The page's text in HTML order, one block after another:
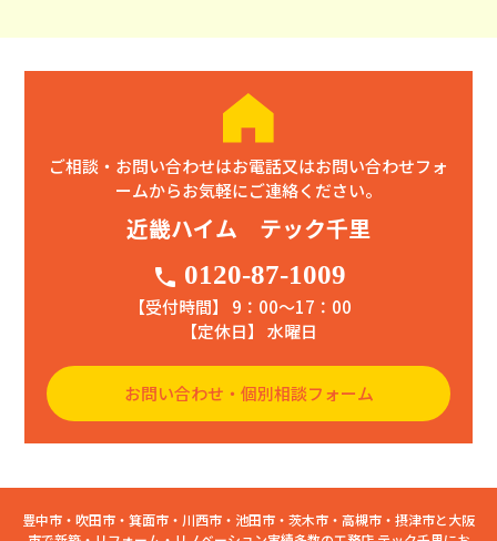
ご相談・お問い合わせはお電話又はお問い合わせフォ
ームからお気軽にご連絡ください。
近畿ハイム テック千里
phone 0120-87-1009
【受付時間】 9：00〜17：00
【定休日】 水曜日
お問い合わせ・個別相談フォーム
豊中市・吹田市・箕面市・川西市・池田市・茨木市・高槻市・摂津市と大阪